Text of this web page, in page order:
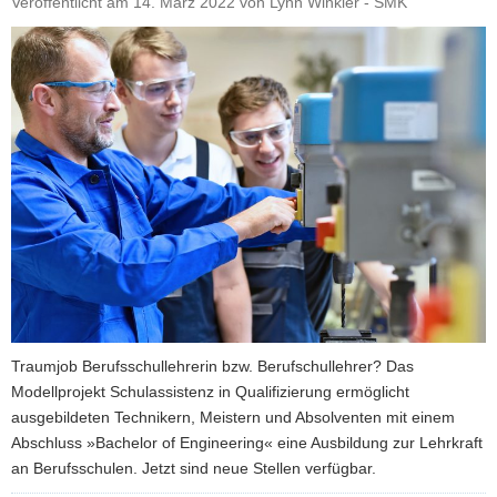
a
v
g
a
t
i
o
n
Traumjob Berufsschullehrerin bzw. Berufschullehrer? Das
Modellprojekt Schulassistenz in Qualifizierung ermöglicht
ausgebildeten Technikern, Meistern und Absolventen mit einem
Abschluss »Bachelor of Engineering« eine Ausbildung zur Lehrkraft
an Berufsschulen. Jetzt sind neue Stellen verfügbar.